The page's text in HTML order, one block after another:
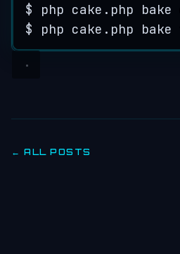
$ php cake . php bake
$ php cake . php bake
← ALL POSTS